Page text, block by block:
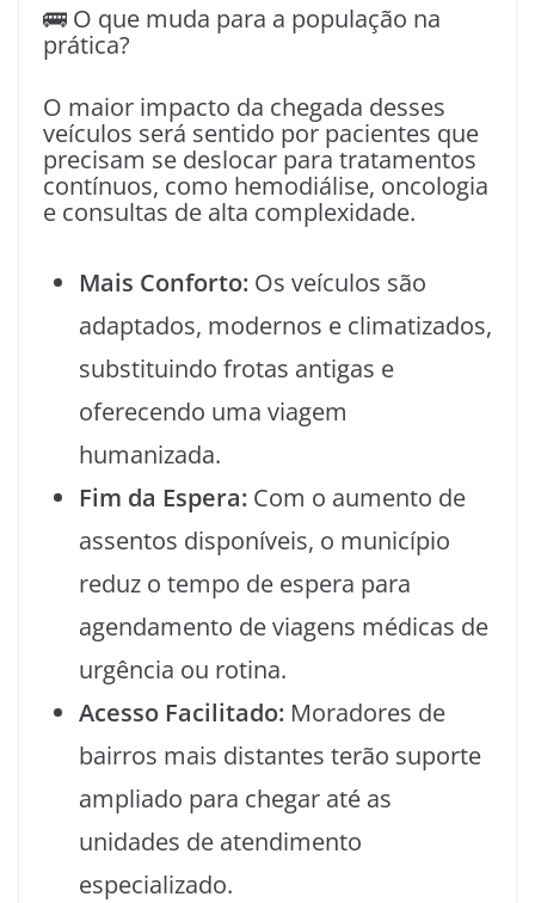
🚌 O que muda para a população na
prática?
O maior impacto da chegada desses
veículos será sentido por pacientes que
precisam se deslocar para tratamentos
contínuos, como hemodiálise, oncologia
e consultas de alta complexidade.
Mais Conforto: Os veículos são
adaptados, modernos e climatizados,
substituindo frotas antigas e
oferecendo uma viagem
humanizada.
Fim da Espera: Com o aumento de
assentos disponíveis, o município
reduz o tempo de espera para
agendamento de viagens médicas de
urgência ou rotina.
Acesso Facilitado: Moradores de
bairros mais distantes terão suporte
ampliado para chegar até as
unidades de atendimento
especializado.